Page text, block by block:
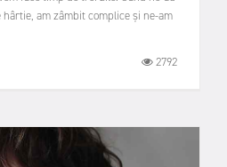
am zâmbit complice și ne-am
2792